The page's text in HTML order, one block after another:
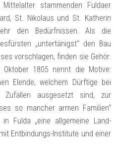
stammenden Fuldaer
St. Nikolaus und St. Katherin
den Bedürfnissen. Als die
„untertänigst“ den Bau
vorschlagen, finden sie Gehör.
1805 nennt die Motive:
Elende, welchem Dürftige bei
Zufällen ausgesetzt sind, zur
so mancher armen Familien“
Fulda „eine allgemeine Land-
Entbindungs-Institute und einer